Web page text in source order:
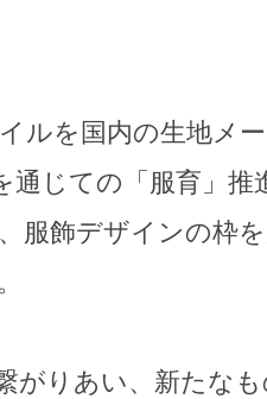
ルを国内の生地メ
通じての「服育」推
服飾デザインの枠
がりあい、新たな